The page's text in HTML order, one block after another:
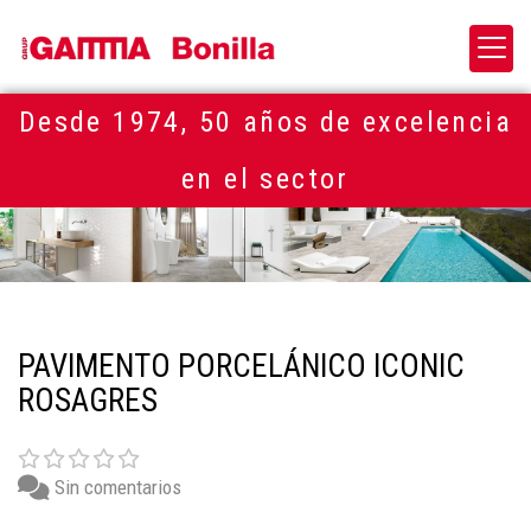
Desde 1974, 50 años de excelencia
en el sector
PAVIMENTO PORCELÁNICO ICONIC
ROSAGRES
Sin comentarios